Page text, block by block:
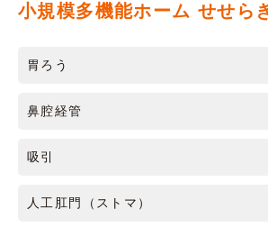
小規模多機能ホーム せせら
胃ろう
鼻腔経管
吸引
人工肛門（ストマ）